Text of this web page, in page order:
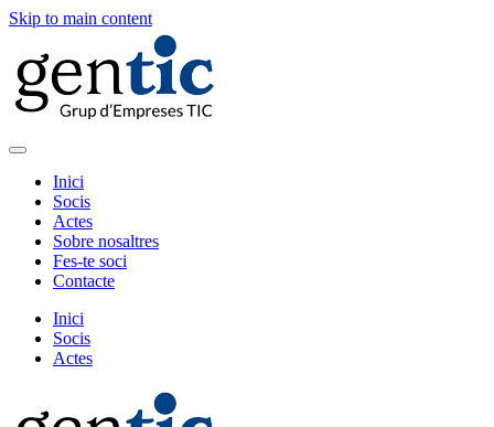
Skip to main content
Inici
Socis
Actes
Sobre nosaltres
Fes-te soci
Contacte
Inici
Socis
Actes